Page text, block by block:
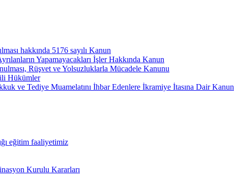
hakkında 5176 sayılı Kanun
Yapamayacakları İşler Hakkında Kanun
Rüşvet ve Yolsuzluklarla Mücadele Kanunu
Hükümler
ve Tediye Muamelatını İhbar Edenlere İkramiye İtasına Dair Kanun
eğitim faaliyetimiz
Kurulu Kararları